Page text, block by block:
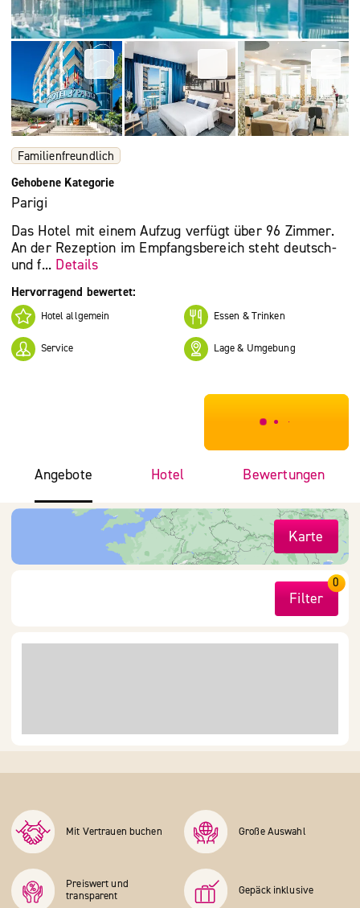
Familienfreundlich
Gehobene Kategorie
Parigi
Das Hotel mit einem Aufzug verfügt über 96 Zimmer.
An der Rezeption im Empfangsbereich steht deutsch-
und f... Details
Hervorragend bewertet:
Hotel allgemein Essen & Trinken
Service Lage & Umgebung
***************
Angebote Hotel Bewertungen
Karte
Filter
0
Mit Vertrauen buchen Große Auswahl
Preiswert und
transparent
Gepäck inklusive